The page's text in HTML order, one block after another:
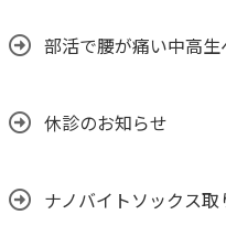
部活で腰が痛い中高
休診のお知らせ
ナノバイトソックス取